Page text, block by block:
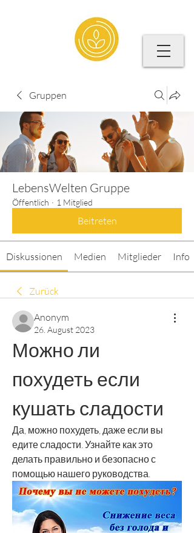
Gruppen
LebensWelten Gruppe
Öffentlich · 1 Mitglied
Beitreten
Diskussionen Medien Mitglieder Info
Zurück
Anonym
26. August 2023
Можно ли
похудеть если
кушать сладости
Да, можно похудеть, даже если вы
едите сладости. Узнайте как это
делать правильно и безопасно с
помощью нашего руководства.